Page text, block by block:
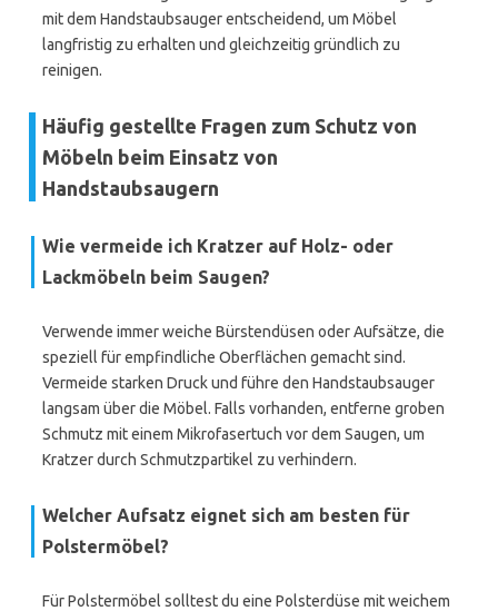
mit dem Handstaubsauger entscheidend, um Möbel
langfristig zu erhalten und gleichzeitig gründlich zu
reinigen.
Häufig gestellte Fragen zum Schutz von
Möbeln beim Einsatz von
Handstaubsaugern
Wie vermeide ich Kratzer auf Holz- oder
Lackmöbeln beim Saugen?
Verwende immer weiche Bürstendüsen oder Aufsätze, die
speziell für empfindliche Oberflächen gemacht sind.
Vermeide starken Druck und führe den Handstaubsauger
langsam über die Möbel. Falls vorhanden, entferne groben
Schmutz mit einem Mikrofasertuch vor dem Saugen, um
Kratzer durch Schmutzpartikel zu verhindern.
Welcher Aufsatz eignet sich am besten für
Polstermöbel?
Für Polstermöbel solltest du eine Polsterdüse mit weichem